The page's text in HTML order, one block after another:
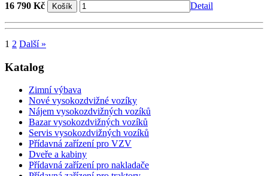
16 790 Kč Detail
1 2 Další »
Katalog
Zimní výbava
Nové vysokozdvižné vozíky
Nájem vysokozdvižných vozíků
Bazar vysokozdvižných vozíků
Servis vysokozdvižných vozíků
Přídavná zařízení pro VZV
Dveře a kabiny
Přídavná zařízení pro nakladače